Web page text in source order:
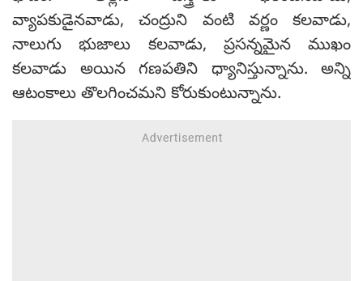
వ్యాపకుడైనవాడు, చంద్రుని వంటి వర్ణం కలవాడు,
నాలుగు భుజాలు కలవాడు, ప్రసన్నమైన ముఖం
కలవాడు అయిన గణపతిని ధ్యానిస్తున్నాను. అన్ని
ఆటంకాలు తొలగించమని కోరుకుంటున్నాను.